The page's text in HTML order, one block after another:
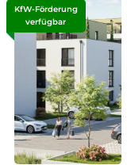
KfW-Förderung
verfügbar